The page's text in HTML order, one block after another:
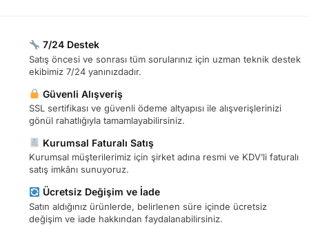
7/24 Destek
Satış öncesi ve sonrası tüm sorularınız için uzman teknik destek
ekibimiz 7/24 yanınızdadır.
Güvenli Alışveriş
SSL sertifikası ve güvenli ödeme altyapısı ile alışverişlerinizi
gönül rahatlığıyla tamamlayabilirsiniz.
Kurumsal Faturalı Satış
Kurumsal müşterilerimiz için şirket adına resmi ve KDV’li faturalı
satış imkânı sunuyoruz.
Ücretsiz Değişim ve İade
Satın aldığınız ürünlerde, belirlenen süre içinde ücretsiz
değişim ve iade hakkından faydalanabilirsiniz.